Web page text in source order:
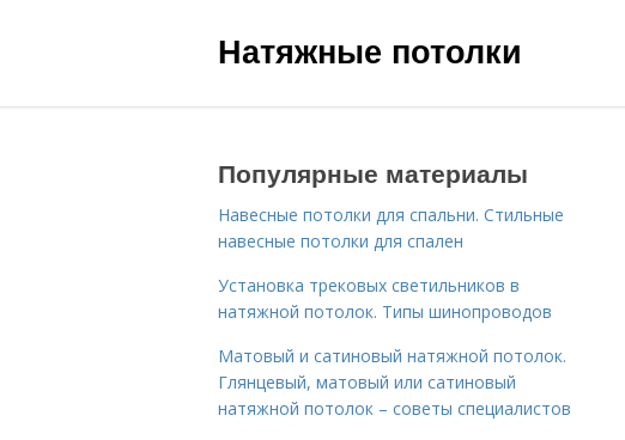
Натяжные потолки
Популярные материалы
Навесные потолки для спальни. Стильные
навесные потолки для спален
Установка трековых светильников в
натяжной потолок. Типы шинопроводов
Матовый и сатиновый натяжной потолок.
Глянцевый, матовый или сатиновый
натяжной потолок – советы специалистов